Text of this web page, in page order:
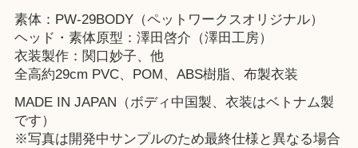
素体：PW-29BODY（ペットワークスオリジナル）
ヘッド・素体原型：澤田啓介（澤田工房）
衣装製作：関口妙子、他
全高約29cm PVC、POM、ABS樹脂、布製衣装
MADE IN JAPAN（ボディ中国製、衣装はベトナム製
です）
※写真は開発中サンプルのため最終仕様と異なる場合